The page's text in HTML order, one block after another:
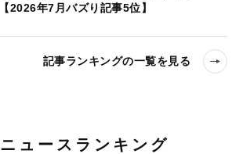
【2026年7月バズり記事5位】
記事ランキングの一覧を見る
ニュースランキング